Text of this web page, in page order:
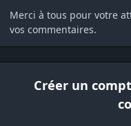
Merci à tous pour votre
vos commentaires.
Créer un